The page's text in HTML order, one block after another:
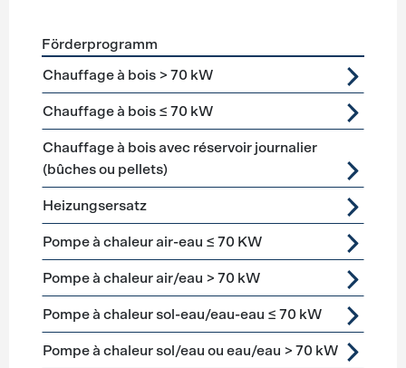
Förderprogramme Heizung
Förderprogramm
Chauffage à bois > 70 kW
Chauffage à bois ≤ 70 kW
Chauffage à bois avec réservoir journalier
(bûches ou pellets)
Heizungsersatz
Pompe à chaleur air-eau ≤ 70 KW
Pompe à chaleur air/eau > 70 kW
Pompe à chaleur sol-eau/eau-eau ≤ 70 kW
Pompe à chaleur sol/eau ou eau/eau > 70 kW